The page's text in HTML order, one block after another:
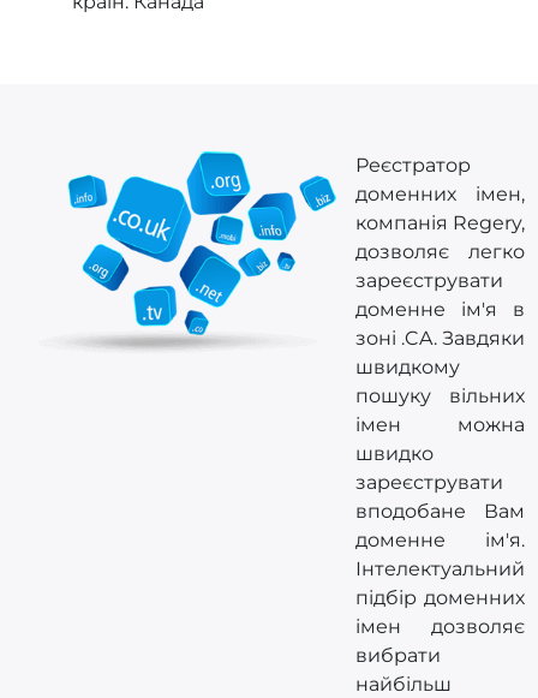
Реєстратор
доменних імен,
компанія Regery,
дозволяє легко
зареєструвати
доменне ім'я в
зоні .CA. Завдяки
швидкому
пошуку вільних
імен можна
швидко
зареєструвати
вподобане Вам
доменне ім'я.
Інтелектуальний
підбір доменних
імен дозволяє
вибрати
найбільш